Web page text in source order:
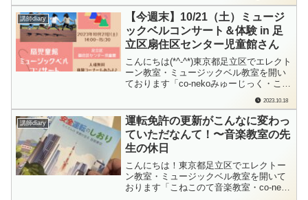
ね…ひょっとしてご予定大丈夫だったり
します…か…？」本当にたまたま空いて
いた2日間をご希望だったなんて！なんと
いう...
講師diary
【今週末】10/21（土）ミュージ
ックベルコンサート＆体験 in 足
立区扇住区センター児童館さん
こんにちは(*^-^*)東京都足立区でエレクト
ーン教室・ミュージックベル教室を開い
ております「co-nekoみゅーじっく・こね
す。今週末10/21（土）ミュージックベル
コンサートを担当させていただきます。
体験コーナーもあるよ♪各ブログランキン
グに参加しています。もし...
2023.10.18
講師diary
運転免許の更新がこんなに変わっ
ていただなんて！〜音楽教室の先
生の休日
こんにちは！東京都足立区でエレクトー
ン教室・ミュージックベル教室を開いて
おります「こねこのて音楽教室・co-neko